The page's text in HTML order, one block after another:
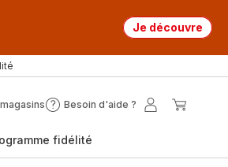
Je découvre
Besoin d'aide ?
Besoin
?
Mon
fidélité